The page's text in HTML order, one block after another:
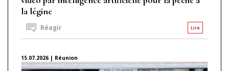
la légine
Lire
Réagir
15.07.2026 | Réunion